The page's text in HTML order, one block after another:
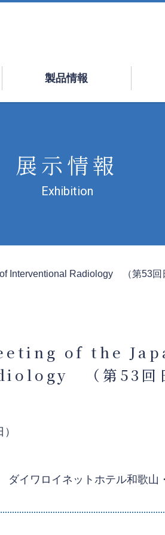
製品情報
展示情報
Exhibition
Interventional Radiology （第53回
of the
（第53回日
イワロイネットホテル和歌山